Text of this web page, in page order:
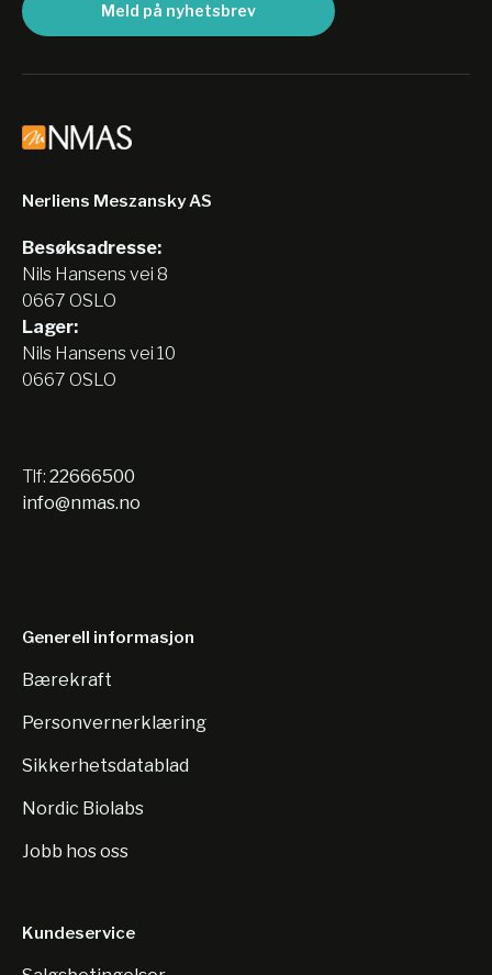
Meld på nyhetsbrev
Nerliens Meszansky AS
Besøksadresse:
Nils Hansens vei 8
0667 OSLO
Lager:
Nils Hansens vei 10
0667 OSLO
Tlf: 22666500
info@nmas.no
Generell informasjon
Bærekraft
Personvernerklæring
Sikkerhetsdatablad
Nordic Biolabs
Jobb hos oss
Kundeservice